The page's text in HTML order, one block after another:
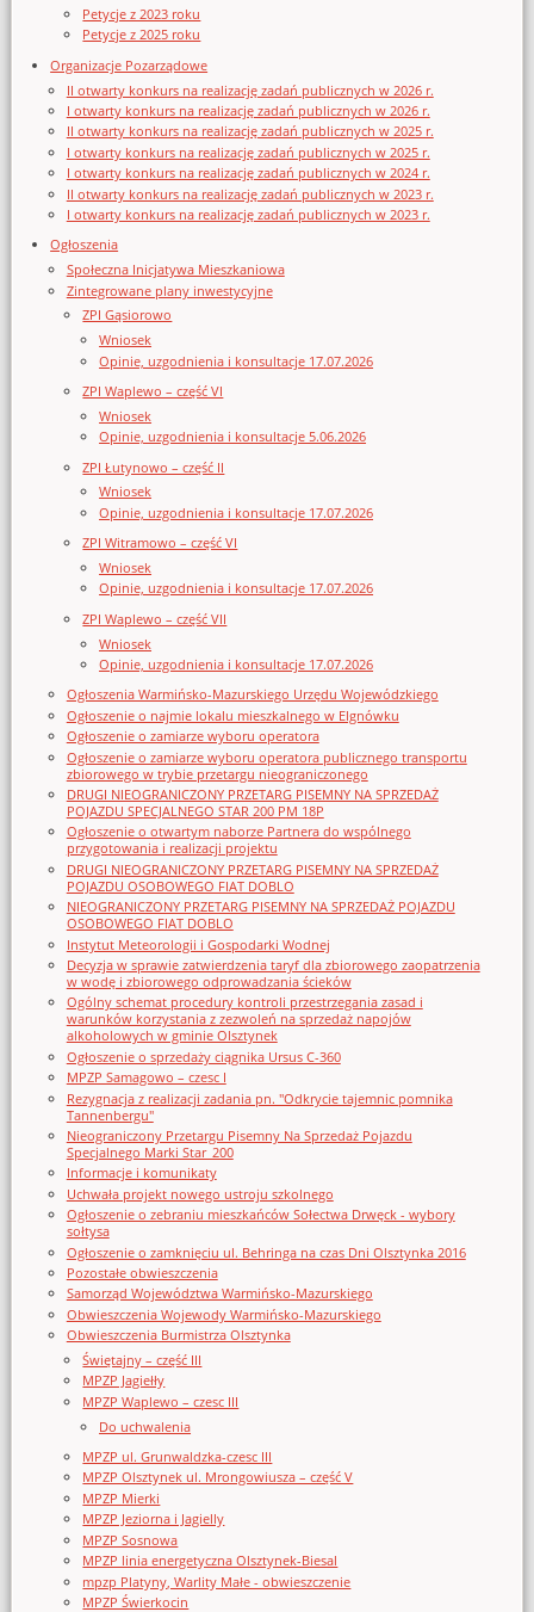
Petycje z 2023 roku
Petycje z 2025 roku
Organizacje Pozarządowe
II otwarty konkurs na realizację zadań publicznych w 2026 r.
I otwarty konkurs na realizację zadań publicznych w 2026 r.
II otwarty konkurs na realizację zadań publicznych w 2025 r.
I otwarty konkurs na realizację zadań publicznych w 2025 r.
I otwarty konkurs na realizację zadań publicznych w 2024 r.
II otwarty konkurs na realizację zadań publicznych w 2023 r.
I otwarty konkurs na realizację zadań publicznych w 2023 r.
Ogłoszenia
Społeczna Inicjatywa Mieszkaniowa
Zintegrowane plany inwestycyjne
ZPI Gąsiorowo
Wniosek
Opinie, uzgodnienia i konsultacje 17.07.2026
ZPI Waplewo – część VI
Wniosek
Opinie, uzgodnienia i konsultacje 5.06.2026
ZPI Łutynowo – część II
Wniosek
Opinie, uzgodnienia i konsultacje 17.07.2026
ZPI Witramowo – część VI
Wniosek
Opinie, uzgodnienia i konsultacje 17.07.2026
ZPI Waplewo – część VII
Wniosek
Opinie, uzgodnienia i konsultacje 17.07.2026
Ogłoszenia Warmińsko-Mazurskiego Urzędu Wojewódzkiego
Ogłoszenie o najmie lokalu mieszkalnego w Elgnówku
Ogłoszenie o zamiarze wyboru operatora
Ogłoszenie o zamiarze wyboru operatora publicznego transportu
zbiorowego w trybie przetargu nieograniczonego
DRUGI NIEOGRANICZONY PRZETARG PISEMNY NA SPRZEDAŻ
POJAZDU SPECJALNEGO STAR 200 PM 18P
Ogłoszenie o otwartym naborze Partnera do wspólnego
przygotowania i realizacji projektu
DRUGI NIEOGRANICZONY PRZETARG PISEMNY NA SPRZEDAŻ
POJAZDU OSOBOWEGO FIAT DOBLO
NIEOGRANICZONY PRZETARG PISEMNY NA SPRZEDAŻ POJAZDU
OSOBOWEGO FIAT DOBLO
Instytut Meteorologii i Gospodarki Wodnej
Decyzja w sprawie zatwierdzenia taryf dla zbiorowego zaopatrzenia
w wodę i zbiorowego odprowadzania ścieków
Ogólny schemat procedury kontroli przestrzegania zasad i
warunków korzystania z zezwoleń na sprzedaż napojów
alkoholowych w gminie Olsztynek
Ogłoszenie o sprzedaży ciągnika Ursus C-360
MPZP Samagowo – czesc I
Rezygnacja z realizacji zadania pn. "Odkrycie tajemnic pomnika
Tannenbergu"
Nieograniczony Przetargu Pisemny Na Sprzedaż Pojazdu
Specjalnego Marki Star_200
Informacje i komunikaty
Uchwała projekt nowego ustroju szkolnego
Ogłoszenie o zebraniu mieszkańców Sołectwa Drwęck - wybory
sołtysa
Ogłoszenie o zamknięciu ul. Behringa na czas Dni Olsztynka 2016
Pozostałe obwieszczenia
Samorząd Województwa Warmińsko-Mazurskiego
Obwieszczenia Wojewody Warmińsko-Mazurskiego
Obwieszczenia Burmistrza Olsztynka
Świętajny – część III
MPZP Jagiełły
MPZP Waplewo – czesc III
Do uchwalenia
MPZP ul. Grunwaldzka-czesc III
MPZP Olsztynek ul. Mrongowiusza – część V
MPZP Mierki
MPZP Jeziorna i Jagielly
MPZP Sosnowa
MPZP linia energetyczna Olsztynek-Biesal
mpzp Platyny, Warlity Małe - obwieszczenie
MPZP Świerkocin